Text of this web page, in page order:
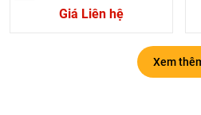
Giá Liên hệ
Xem